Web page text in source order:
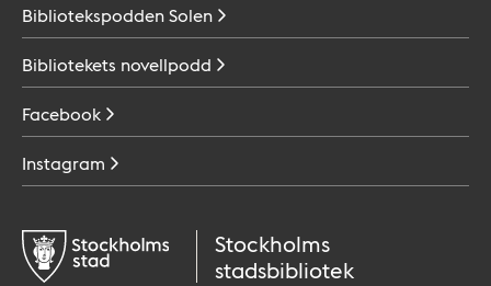
BibliotekspoddenSolen
Bibliotekets novellpodd
Facebook
Instagram
Stockholms
stadsbibliotek